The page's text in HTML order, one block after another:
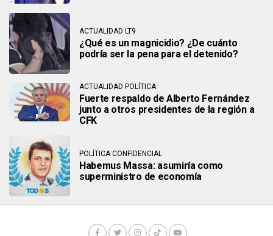
ACTUALIDAD LT9
¿Qué es un magnicidio? ¿De cuánto
podría ser la pena para el detenido?
ACTUALIDAD POLÍTICA
Fuerte respaldo de Alberto Fernández
junto a otros presidentes de la región a
CFK
POLÍTICA CONFIDENCIAL
Habemus Massa: asumiría como
superministro de economía